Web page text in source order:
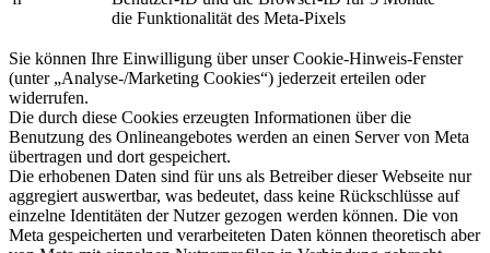
die Funktionalität des Meta-Pixels
Sie können Ihre Einwilligung über unser Cookie-Hinweis-Fenster
(unter „Analyse-/Marketing Cookies“) jederzeit erteilen oder
widerrufen.
Die durch diese Cookies erzeugten Informationen über die
Benutzung des Onlineangebotes werden an einen Server von Meta
übertragen und dort gespeichert.
Die erhobenen Daten sind für uns als Betreiber dieser Webseite nur
aggregiert auswertbar, was bedeutet, dass keine Rückschlüsse auf
einzelne Identitäten der Nutzer gezogen werden können. Die von
Meta gespeicherten und verarbeiteten Daten können theoretisch aber